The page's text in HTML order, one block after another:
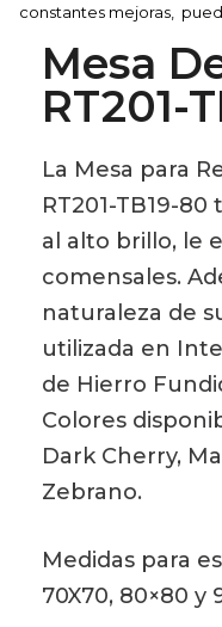
constantes mejoras,
Mesa
RT201-
La Mesa para
RT201-TB19-
al alto brillo, le
comensales.
naturaleza de
utilizada en
de Hierro
Colores
Dark Cherry,
Zebrano.
Medidas para
70X70, 80×80 y